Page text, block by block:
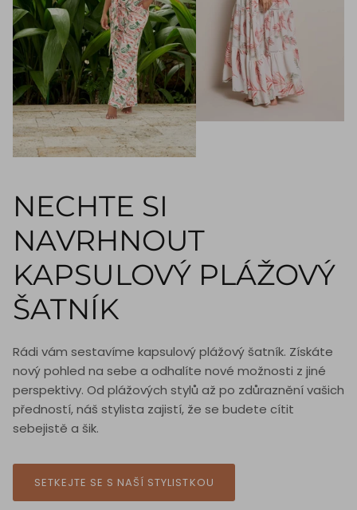
NECHTE SI
NAVRHNOUT
KAPSULOVÝ PLÁŽOVÝ
ŠATNÍK
Rádi vám sestavíme kapsulový plážový šatník. Získáte
nový pohled na sebe a odhalíte nové možnosti z jiné
perspektivy. Od plážových stylů až po zdůraznění vašich
předností, náš stylista zajistí, že se budete cítit
sebejistě a šik.
SETKEJTE SE S NAŠÍ STYLISTKOU